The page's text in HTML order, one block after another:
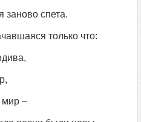
заново спета.
только что:
мир –